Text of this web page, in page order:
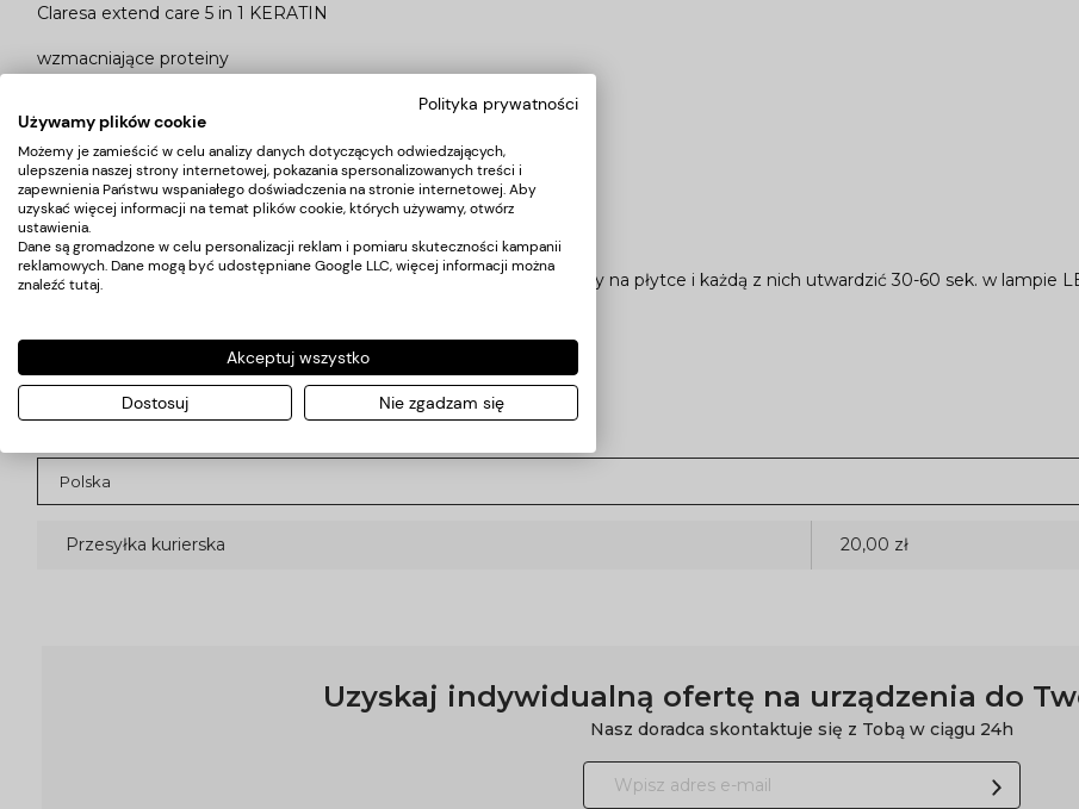
Claresa extend care 5 in 1 KERATIN
wzmacniające proteiny
wyrównuje koloryt
możliwe przedłużenie paznokcia do 1 cm
Sposób użycia:
Stosować jak standardową bazę hybrydową.
W zależności od stanu paznokcia, rozprowadzić 1 lub 2 warstwy bazy na płytce i każdą z nich utwardzić 30-60 sek. w lampie
Koszty dostawy
Przesyłka kurierska 20,00 zł
Uzyskaj indywidualną ofertę na urządzenia do
Nasz doradca skontaktuje się z Tobą w ciągu 24h
Polityka prywatności
Używamy plików cookie
Możemy je zamieścić w celu analizy danych dotyczących odwiedzających,
ulepszenia naszej strony internetowej, pokazania spersonalizowanych treści i
zapewnienia Państwu wspaniałego doświadczenia na stronie internetowej. Aby
uzyskać więcej informacji na temat plików cookie, których używamy, otwórz
ustawienia.
Dane są gromadzone w celu personalizacji reklam i pomiaru skuteczności kampanii
reklamowych. Dane mogą być udostępniane Google LLC, więcej informacji można
znaleźć tutaj.
Akceptuj wszystko
Dostosuj Nie zgadzam się